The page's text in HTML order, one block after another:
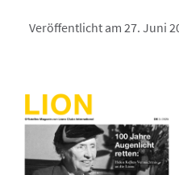
Veröffentlicht am 27. Juni